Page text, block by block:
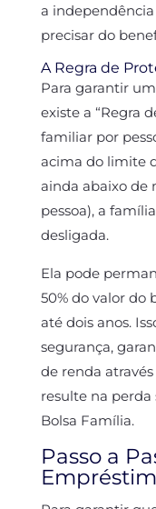
a
precisar do
A Regra de
Para garantir
existe a “Regra
familiar por
acima do limite
ainda abaixo de
pessoa), a
desligada.
Ela pode
50% do valor do
até dois anos.
segurança,
de renda
resulte na perda
Bolsa Família.
Passo a